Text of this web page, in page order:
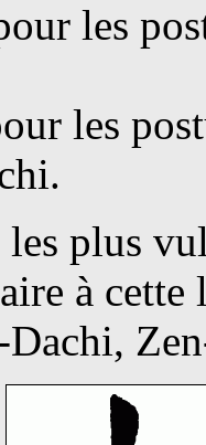
les
les
plus
à